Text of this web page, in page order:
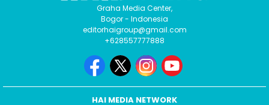
Graha Media Center,
Bogor - Indonesia
editorhaigroup@gmail.com
+628557777888
HAI MEDIA NETWORK